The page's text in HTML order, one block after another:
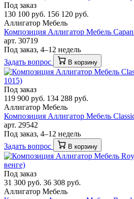
Под заказ
130 100 руб. 156 120 руб.
Аллигатор Мебель
Композиция Аллигатор Мебель
арт. 30719
Под заказ, 4–12 недель
Задать вопрос
В корзину
Под заказ
119 900 руб. 134 288 руб.
Аллигатор Мебель
Композиция Аллигатор Мебель
арт. 29542
Под заказ, 4–12 недель
Задать вопрос
В корзину
Под заказ
31 300 руб. 36 308 руб.
Аллигатор Мебель